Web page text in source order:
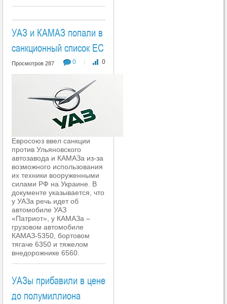
УАЗ и КАМАЗ попали в
санкционный список ЕС
0 | 0
Просмотров 287
Евросоюз ввел санкции
против Ульяновского
автозавода и КАМАЗа из-за
возможного использования
их техники вооруженными
силами РФ на Украине. В
документе указывается, что
у УАЗа речь идет об
автомобиле УАЗ
«Патриот», у КАМАЗа –
грузовом автомобиле
КАМАЗ-5350, бортовом
тягаче 6350 и тяжелом
внедорожнике 6560.
УАЗы прибавили в цене
до полумиллиона